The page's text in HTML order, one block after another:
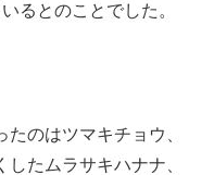
るとのことでした。
のはツマキチョウ、
たムラサキハナナ、